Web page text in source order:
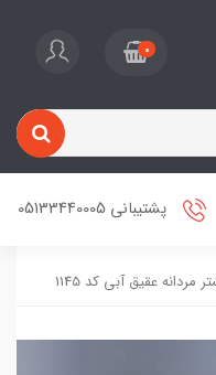
0
پشتیبانی 05133440005
مردانه عقیق آبی کد 1145